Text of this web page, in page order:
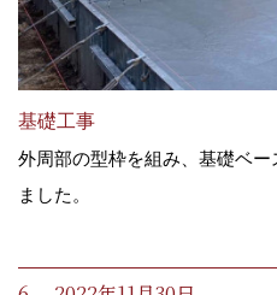
基礎工事
外周部の型枠を組み、基礎ベ
ました。